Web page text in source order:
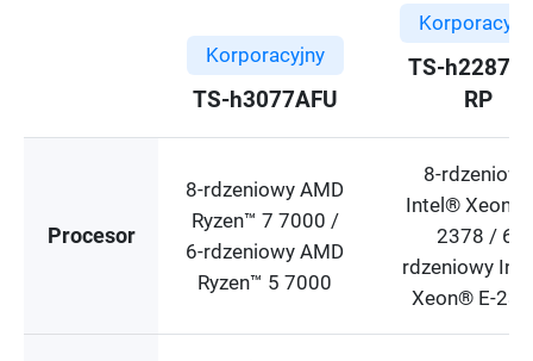
Korporacyjny
TS-h3077AFU
TS-
RP
Procesor
8-rdzeniowy AMD
Ryzen™ 7 7000 /
6-rdzeniowy AMD
Ryzen™ 5 7000
8-rdzeniowy
Intel® Xeon®
2378 / 6-
rdzeniowy
Xeon® E-